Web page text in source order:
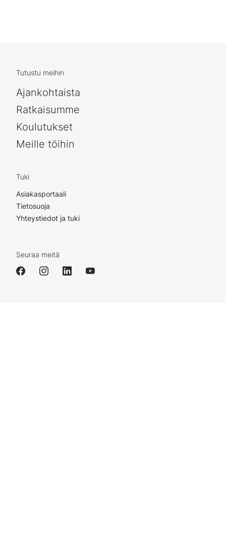
Tutustu meihin
Ajankohtaista
Ratkaisumme
Koulutukset
Meille töihin
Tuki
Asiakasportaali
Tietosuoja
Yhteystiedot ja tuki
Seuraa meitä